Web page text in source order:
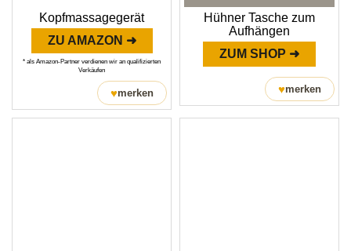
Kopfmassagegerät
ZU AMAZON ➜
* als Amazon-Partner verdienen wir an qualifizierten
Verkäufen
♥merken
Hühner Tasche zum
Aufhängen
ZUM SHOP ➜
♥merken